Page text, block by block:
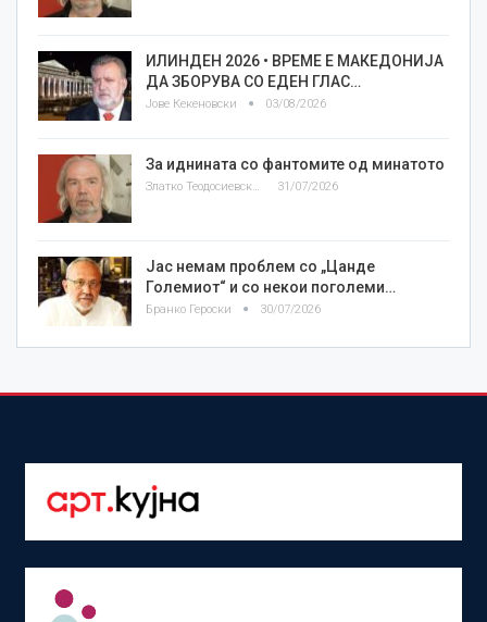
ИЛИНДЕН 2026 • ВРЕМЕ Е МАКЕДОНИЈА
ДА ЗБОРУВА СО ЕДЕН ГЛАС…
Јове Кекеновски 03/08/2026
За иднината со фантомите од минатото
Златко Теодосиевски 31/07/2026
Јас немам проблем со „Цанде
Големиот“ и со некои поголеми…
Бранко Героски 30/07/2026